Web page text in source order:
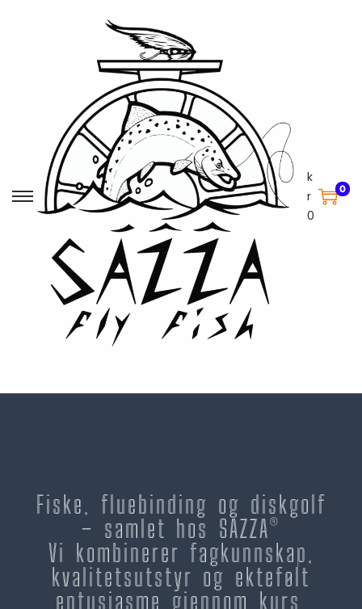
k
r
0
0
Fiske, fluebinding og diskgolf
– samlet hos SAZZA®
Vi kombinerer fagkunnskap,
kvalitetsutstyr og ektefølt
entusiasme gjennom kurs,